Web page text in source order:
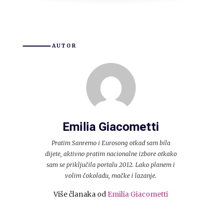
AUTOR
Emilia Giacometti
Pratim Sanremo i Eurosong otkad sam bila
dijete, aktivno pratim nacionalne izbore otkako
sam se priključila portalu 2012. Lako planem i
volim čokoladu, mačke i lazanje.
Više članaka od Emilia Giacometti